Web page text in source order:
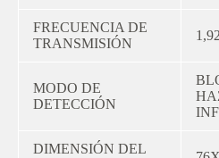
FRECUENCIA DE
TRANSMISIÓN
MODO DE
DETECCIÓN
DIMENSIÓN DEL